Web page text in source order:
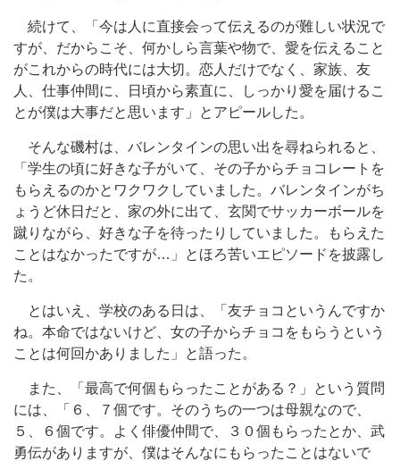
続けて、「今は人に直接会って伝えるのが難しい状況で
すが、だからこそ、何かしら言葉や物で、愛を伝えること
がこれからの時代には大切。恋人だけでなく、家族、友
人、仕事仲間に、日頃から素直に、しっかり愛を届けるこ
とが僕は大事だと思います」とアピールした。
そんな磯村は、バレンタインの思い出を尋ねられると、
「学生の頃に好きな子がいて、その子からチョコレートを
もらえるのかとワクワクしていました。バレンタインがち
ょうど休日だと、家の外に出て、玄関でサッカーボールを
蹴りながら、好きな子を待ったりしていました。もらえた
ことはなかったですが…」とほろ苦いエピソードを披露し
た。
とはいえ、学校のある日は、「友チョコというんですか
ね。本命ではないけど、女の子からチョコをもらうという
ことは何回かありました」と語った。
また、「最高で何個もらったことがある？」という質問
には、「６、７個です。そのうちの一つは母親なので、
５、６個です。よく俳優仲間で、３０個もらったとか、武
勇伝がありますが、僕はそんなにもらったことはないで